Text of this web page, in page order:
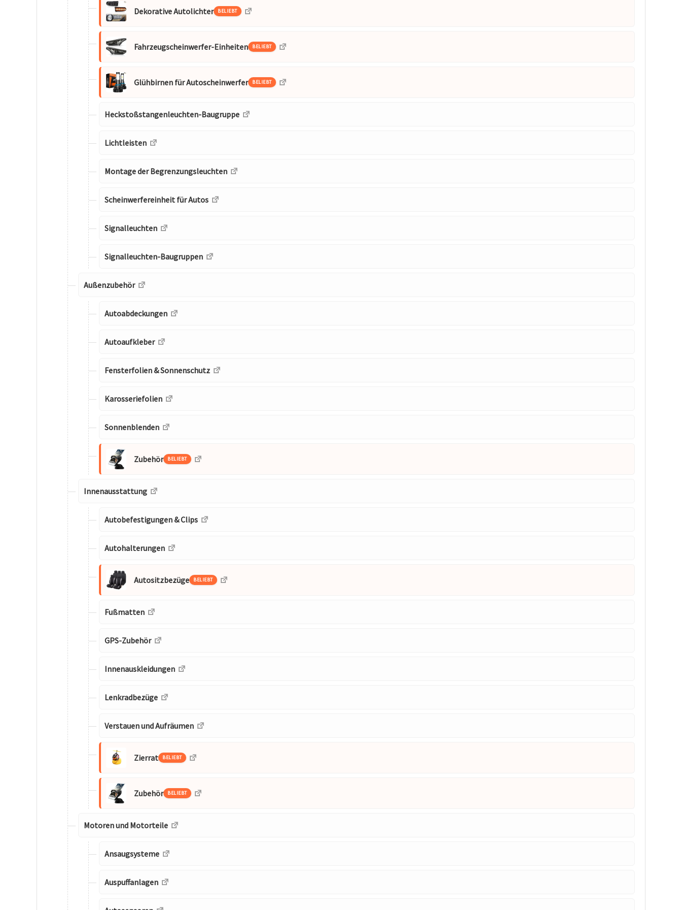
Dekorative Autolichter BELIEBT
Fahrzeugscheinwerfer-Einheiten BELIEBT
Glühbirnen für Autoscheinwerfer BELIEBT
Heckstoßstangenleuchten-Baugruppe
Lichtleisten
Montage der Begrenzungsleuchten
Scheinwerfereinheit für Autos
Signalleuchten
Signalleuchten-Baugruppen
Außenzubehör
Autoabdeckungen
Autoaufkleber
Fensterfolien & Sonnenschutz
Karosseriefolien
Sonnenblenden
Zubehör BELIEBT
Innenausstattung
Autobefestigungen & Clips
Autohalterungen
Autositzbezüge BELIEBT
Fußmatten
GPS-Zubehör
Innenauskleidungen
Lenkradbezüge
Verstauen und Aufräumen
Zierrat BELIEBT
Zubehör BELIEBT
Motoren und Motorteile
Ansaugsysteme
Auspuffanlagen